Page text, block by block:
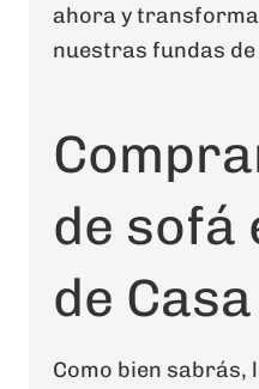
ahora y
nuestras fundas
de sofá
de Casa
Como bien sabrás,